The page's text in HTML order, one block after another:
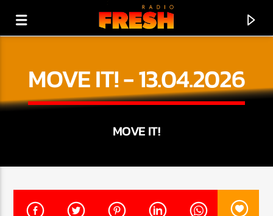
MOVE IT! - 13.04.2026
MOVE IT!